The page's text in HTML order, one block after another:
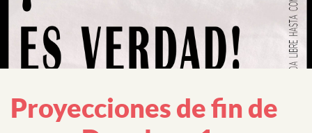
Proyecciones de fin de